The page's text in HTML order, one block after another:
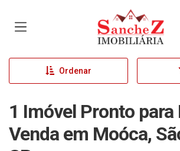
Página inicial
Ordenar
1 Imóvel Pronto para
Venda em Moóca,